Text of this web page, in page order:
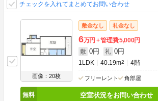
チェックを入れてまとめてお問い合わせ
画像：20枚
敷金なし 礼金なし
6万円 管理費5,000円
敷 0円 礼 0円
1LDK 40.19m2 4階
フリーレント 角部屋
空室状況をお問い合わせ